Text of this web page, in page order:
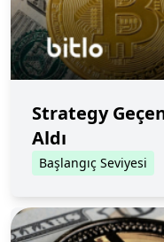
Strategy
Aldı
Başlangıç Seviyesi